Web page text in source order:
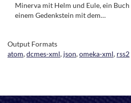
Minerva mit Helm und Eule, ein
einem Gedenkstein mit dem…
Output Formats
atom,dcmes-xml, json,omeka-xml, rss2